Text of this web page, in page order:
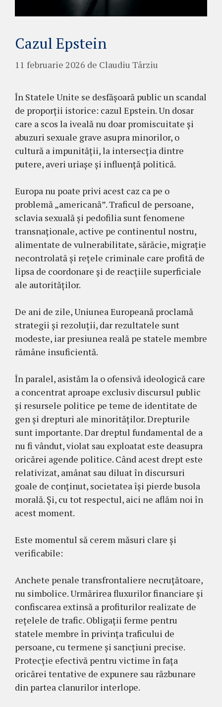
Cazul Epstein
11 februarie 2026 de Claudiu Târziu
În Statele Unite se desfășoară public un scandal
de proporții istorice: cazul Epstein. Un dosar
care a scos la iveală nu doar promiscuitate și
abuzuri sexuale grave asupra minorilor, o
cultură a impunității, la intersecția dintre
putere, averi uriașe și influență politică.
Europa nu poate privi acest caz ca pe o
problemă „americană”. Traficul de persoane,
sclavia sexuală și pedofilia sunt fenomene
transnaționale, active pe continentul nostru,
alimentate de vulnerabilitate, sărăcie, migrație
necontrolată și rețele criminale care profită de
lipsa de coordonare și de reacțiile superficiale
ale autorităților.
De ani de zile, Uniunea Europeană proclamă
strategii și rezoluții, dar rezultatele sunt
modeste, iar presiunea reală pe statele membre
rămâne insuficientă.
În paralel, asistăm la o ofensivă ideologică care
a concentrat aproape exclusiv discursul public
și resursele politice pe teme de identitate de
gen și drepturi ale minorităților. Drepturile
sunt importante. Dar dreptul fundamental de a
nu fi vândut, violat sau exploatat este deasupra
oricărei agende politice. Când acest drept este
relativizat, amânat sau diluat în discursuri
goale de conținut, societatea își pierde busola
morală. Și, cu tot respectul, aici ne aflăm noi în
acest moment.
Este momentul să cerem măsuri clare și
verificabile:
Anchete penale transfrontaliere necruțătoare,
nu simbolice. Urmărirea fluxurilor financiare și
confiscarea extinsă a profiturilor realizate de
rețelele de trafic. Obligații ferme pentru
statele membre în privința traficului de
persoane, cu termene și sancțiuni precise.
Protecție efectivă pentru victime în fața
oricărei tentative de expunere sau răzbunare
din partea clanurilor interlope.